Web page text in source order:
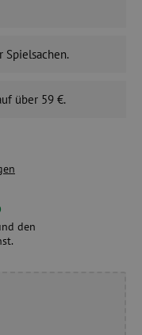
Spielsachen.
über 59 €.
den